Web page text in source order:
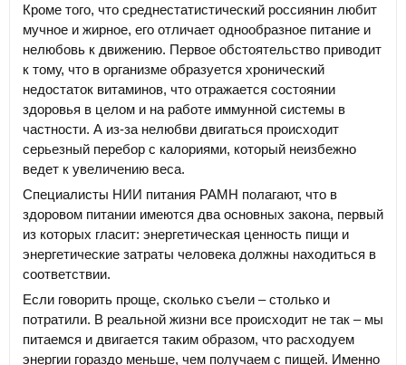
Кроме того, что среднестатистический россиянин любит
мучное и жирное, его отличает однообразное питание и
нелюбовь к движению. Первое обстоятельство приводит
к тому, что в организме образуется хронический
недостаток витаминов, что отражается состоянии
здоровья в целом и на работе иммунной системы в
частности. А из-за нелюбви двигаться происходит
серьезный перебор с калориями, который неизбежно
ведет к увеличению веса.
Специалисты НИИ питания РАМН полагают, что в
здоровом питании имеются два основных закона, первый
из которых гласит: энергетическая ценность пищи и
энергетические затраты человека должны находиться в
соответствии.
Если говорить проще, сколько съели – столько и
потратили. В реальной жизни все происходит не так – мы
питаемся и двигается таким образом, что расходуем
энергии гораздо меньше, чем получаем с пищей. Именно